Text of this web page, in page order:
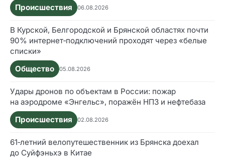
Происшествия
06.08.2026
В Курской, Белгородской и Брянской областях почти
90% интернет‑подключений проходят через «белые
списки»
Общество
05.08.2026
Удары дронов по объектам в России: пожар
на аэродроме «Энгельс», поражён НПЗ и нефтебаза
Происшествия
02.08.2026
61‑летний велопутешественник из Брянска доехал
до Суйфэньхэ в Китае